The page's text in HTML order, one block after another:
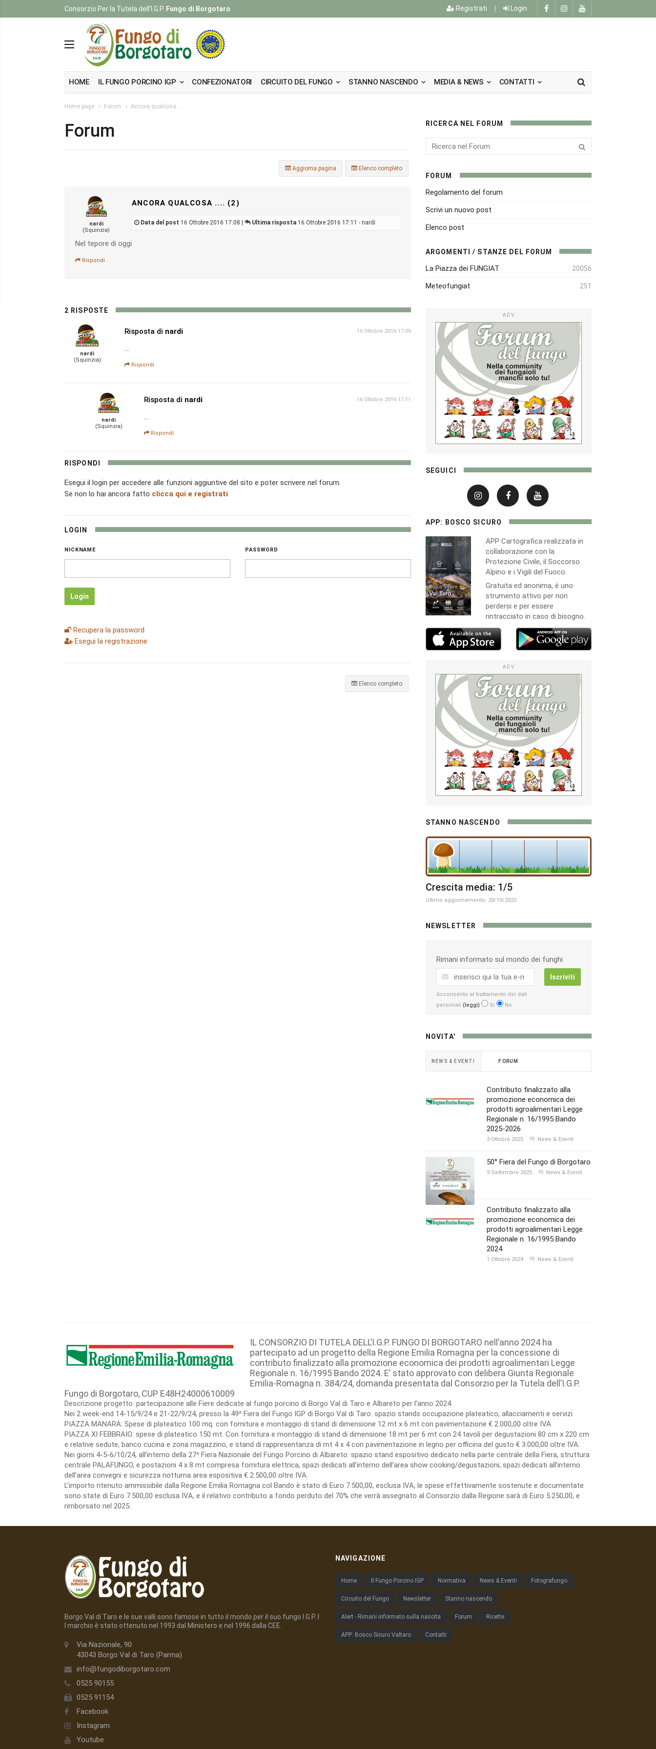
Consorzio Per la Tutela dell'I.G.P. Fungo di Borgotaro Registrati Login
HOME IL FUNGO PORCINO IGP CONFEZIONATORI CIRCUITO DEL FUNGO STANNO NASCENDO MEDIA & NEWS CONTATTI
Home page Forum Ancora qualcosa ....
Forum
Elenco completo
Aggiorna pagina
nardi
(Squinzia)
ANCORA QUALCOSA .... (2)
Data del post 16 Ottobre 2016 17:08 | Ultima risposta 16 Ottobre 2016 17:11 - nardi
Nel tepore di oggi
Rispondi
2 RISPOSTE
nardi
(Squinzia)
Risposta di nardi 16 Ottobre 2016 17:09
...
Rispondi
nardi
(Squinzia)
Risposta di nardi 16 Ottobre 2016 17:11
...
Rispondi
RISPONDI
Esegui il login per accedere alle funzioni aggiuntive del sito e poter scrivere nel forum.
Se non lo hai ancora fatto clicca qui e registrati
LOGIN
NICKNAME PASSWORD
Login
Recupera la password
Esegui la registrazione
Elenco completo
RICERCA NEL FORUM
FORUM
Regolamento del forum
Scrivi un nuovo post
Elenco post
ARGOMENTI / STANZE DEL FORUM
La Piazza dei FUNGIAT 20056
Meteofungiat 251
ADV
SEGUICI
APP: BOSCO SICURO
APP Cartografica realizzata in
collaborazione con la
Protezione Civile, il Soccorso
Alpino e i Vigili del Fuoco.
Gratuita ed anonima, è uno
strumento attivo per non
perdersi e per essere
rintracciato in caso di bisogno.
ADV
STANNO NASCENDO
Crescita media: 1/5
Ultimo aggiornamento: 20/10/2025
NEWSLETTER
Rimani informato sul mondo dei funghi
Iscriviti
Acconsento al trattamento dei dati
personali (leggi) Si No
NOVITA'
NEWS & EVENTI FORUM
Contributo finalizzato alla
promozione economica dei
prodotti agroalimentari Legge
Regionale n. 16/1995 Bando
2025-2026
3 Ottobre 2025 News & Eventi
50° Fiera del Fungo di Borgotaro
9 Settembre 2025 News & Eventi
Contributo finalizzato alla
promozione economica dei
prodotti agroalimentari Legge
Regionale n. 16/1995 Bando
2024
1 Ottobre 2024 News & Eventi
IL CONSORZIO DI TUTELA DELL’I.G.P. FUNGO DI BORGOTARO nell’anno 2024 ha
partecipato ad un progetto della Regione Emilia Romagna per la concessione di
contributo finalizzato alla promozione economica dei prodotti agroalimentari Legge
Regionale n. 16/1995 Bando 2024. E’ stato approvato con delibera Giunta Regionale
Emilia-Romagna n. 384/24, domanda presentata dal Consorzio per la Tutela dell’I.G.P.
Fungo di Borgotaro, CUP E48H24000610009
Descrizione progetto: partecipazione alle Fiere dedicate al fungo porcino di Borgo Val di Taro e Albareto per l’anno 2024.
Nei 2 week-end 14-15/9/24 e 21-22/9/24, presso la 49^ Fiera del Fungo IGP di Borgo Val di Taro: spazio stands occupazione plateatico, allacciamenti e servizi
PIAZZA MANARA: Spese di plateatico 100 mq. con fornitura e montaggio di stand di dimensione 12 mt x 6 mt con pavimentazione € 2.000,00 oltre IVA
PIAZZA XI FEBBRAIO: spese di plateatico 150 mt. Con fornitura e montaggio di stand di dimensione 18 mt per 6 mt con 24 tavoli per degustazioni 80 cm x 220 cm
e relative sedute, banco cucina e zona magazzino, e stand di rappresentanza di mt 4 x 4 con pavimentazione in legno per officina del gusto € 3.000,00 oltre IVA.
Nei giorni 4-5-6/10/24, all’interno della 27^ Fiera Nazionale del Fungo Porcino di Albareto: spazio stand espositivo dedicato nella parte centrale della Fiera, struttura
centrale PALAFUNGO, e postazioni 4 x 8 mt compresa fornitura elettrica, spazi dedicati all’interno dell’area show cooking/degustazioni; spazi dedicati all’interno
dell’area convegni e sicurezza notturna area espositiva € 2.500,00 oltre IVA.
L’importo ritenuto ammissibile dalla Regione Emilia Romagna col Bando è stato di Euro 7.500,00, esclusa IVA, le spese effettivamente sostenute e documentate
sono state di Euro 7.500,00 esclusa IVA, e il relativo contributo a fondo perduto del 70% che verrà assegnato al Consorzio dalla Regione sarà di Euro 5.250,00, e
rimborsato nel 2025.
Borgo Val di Taro e le sue valli sono famose in tutto il mondo per il suo fungo I.G.P. I
l marchio è stato ottenuto nel 1993 dal Ministero e nel 1996 dalla CEE.
Via Nazionale, 90
43043 Borgo Val di Taro (Parma)
info@fungodiborgotaro.com
0525 90155
0525 91154
Facebook
Instagram
Youtube
NAVIGAZIONE
Home Il Fungo Porcino IGP Normativa News & Eventi Fotografungo
Circuito del Fungo Newsletter Stanno nascendo
Alert - Rimani informato sulla nascita Forum Ricette
APP: Bosco Sicuro Valtaro Contatti